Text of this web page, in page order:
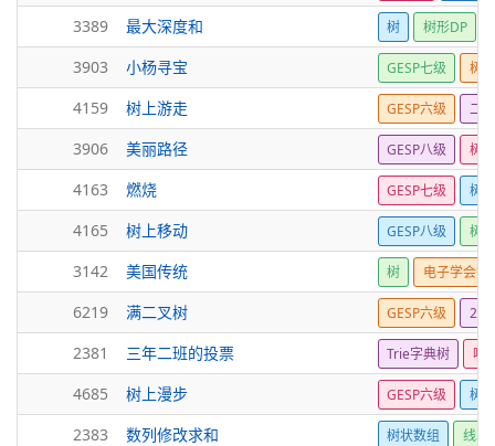
3389 最大深度和 树 树形DP
3903 小杨寻宝 GESP七级 树
4159 树上游走 GESP六级 二
3906 美丽路径 GESP八级 树
4163 燃烧 GESP七级 树
4165 树上移动 GESP八级 树
3142 美国传统 树 电子学会等
6219 满二叉树 GESP六级 26
2381 三年二班的投票 Trie字典树 哈
4685 树上漫步 GESP六级 树
2383 数列修改求和 树状数组 线段